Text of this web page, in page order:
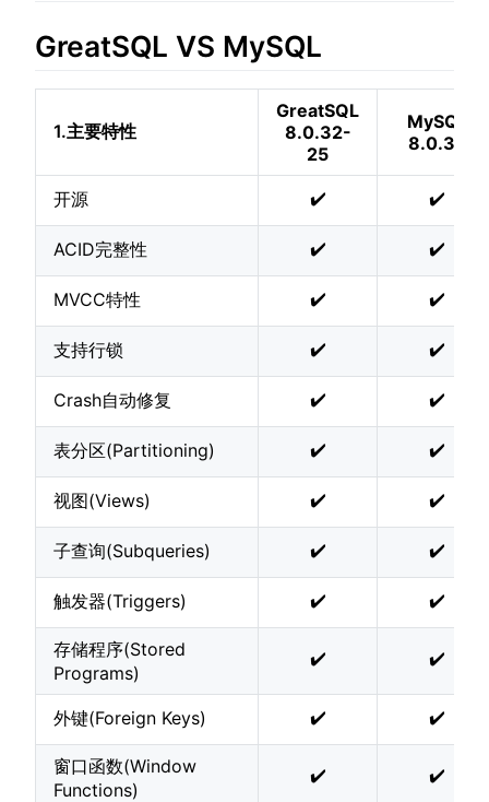
GreatSQL VS MySQL
1.主要特性
GreatSQL
8.0.32-
25
MySQL
8.0.32
开源 ✔️ ✔️
ACID完整性 ✔️ ✔️
MVCC特性 ✔️ ✔️
支持行锁 ✔️ ✔️
Crash自动修复 ✔️ ✔️
表分区(Partitioning) ✔️ ✔️
视图(Views) ✔️ ✔️
子查询(Subqueries) ✔️ ✔️
触发器(Triggers) ✔️ ✔️
存储程序(Stored
Programs)
✔️ ✔️
外键(Foreign Keys) ✔️ ✔️
窗口函数(Window
Functions)
✔️ ✔️